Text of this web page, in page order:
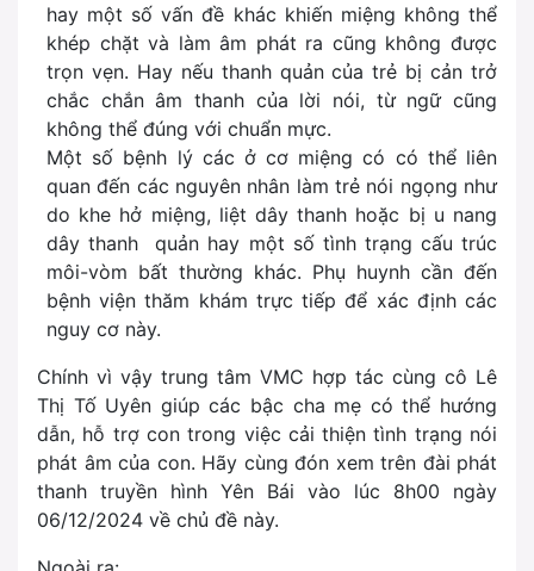
hay một số vấn đề khác khiến miệng không thể
khép chặt và làm âm phát ra cũng không được
trọn vẹn. Hay nếu thanh quản của trẻ bị cản trở
chắc chắn âm thanh của lời nói, từ ngữ cũng
không thể đúng với chuẩn mực.
Một số bệnh lý các ở cơ miệng có có thể liên
quan đến các nguyên nhân làm trẻ nói ngọng như
do khe hở miệng, liệt dây thanh hoặc bị u nang
dây thanh quản hay một số tình trạng cấu trúc
môi-vòm bất thường khác. Phụ huynh cần đến
bệnh viện thăm khám trực tiếp để xác định các
nguy cơ này.
Chính vì vậy trung tâm VMC hợp tác cùng cô Lê
Thị Tố Uyên giúp các bậc cha mẹ có thể hướng
dẫn, hỗ trợ con trong việc cải thiện tình trạng nói
phát âm của con. Hãy cùng đón xem trên đài phát
thanh truyền hình Yên Bái vào lúc 8h00 ngày
06/12/2024 về chủ đề này.